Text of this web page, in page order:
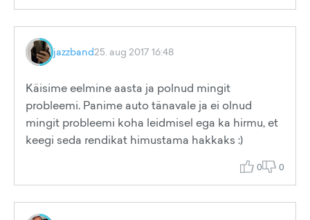
jazzband25. aug 2017 16:48
Käisime eelmine aasta ja polnud mingit
probleemi. Panime auto tänavale ja ei olnud
mingit probleemi koha leidmisel ega ka hirmu, et
keegi seda rendikat himustama hakkaks :)
0 0